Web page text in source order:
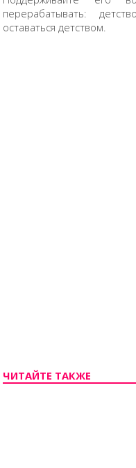
перерабатывать:
оставаться детством.
ЧИТАЙТЕ ТАКЖЕ